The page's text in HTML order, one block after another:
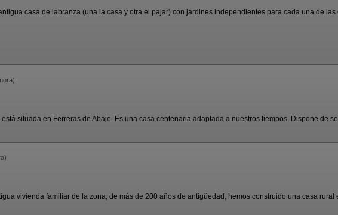
casa de labranza (una la casa y otra el pajar) con jardines independientes para cada una de las
situada en Ferreras de Abajo. Es una casa centenaria adaptada a nuestros tiempos. Dispone de
vivienda familiar de la zona, de más de 200 años de antigüedad, hemos construido una casa rural